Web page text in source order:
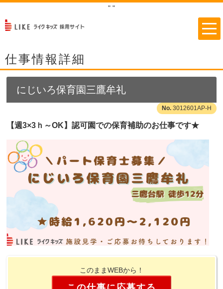
" "
仕事情報詳細
にじいろ保育園三鷹牟礼
3012601AP-H
【週3×3ｈ～OK】認可園での保育補助のお仕事です★
このままWEBから！